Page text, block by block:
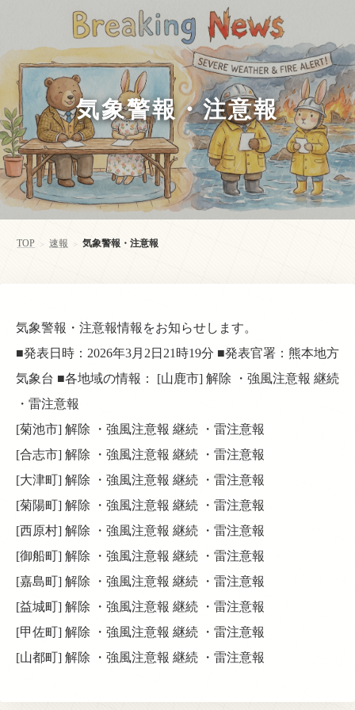
気象警報・注意報
TOP > 速報 > 気象警報・注意報
気象警報・注意報情報をお知らせします。
■発表日時：2026年3月2日21時19分 ■発表官署：熊本地方
気象台 ■各地域の情報： [山鹿市] 解除 ・強風注意報 継続
・雷注意報
[菊池市] 解除 ・強風注意報 継続 ・雷注意報
[合志市] 解除 ・強風注意報 継続 ・雷注意報
[大津町] 解除 ・強風注意報 継続 ・雷注意報
[菊陽町] 解除 ・強風注意報 継続 ・雷注意報
[西原村] 解除 ・強風注意報 継続 ・雷注意報
[御船町] 解除 ・強風注意報 継続 ・雷注意報
[嘉島町] 解除 ・強風注意報 継続 ・雷注意報
[益城町] 解除 ・強風注意報 継続 ・雷注意報
[甲佐町] 解除 ・強風注意報 継続 ・雷注意報
[山都町] 解除 ・強風注意報 継続 ・雷注意報